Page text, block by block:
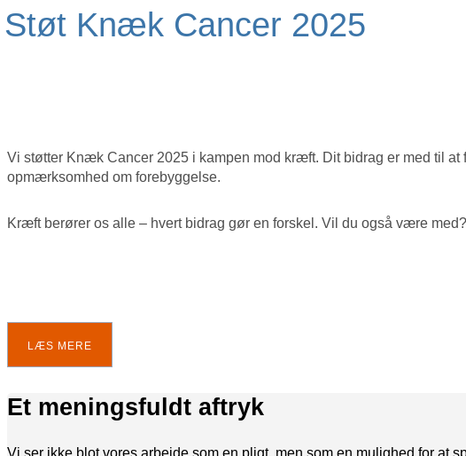
Støt Knæk Cancer 2025
Vi støtter Knæk Cancer 2025 i kampen mod kræft. Dit bidrag er med til
opmærksomhed om forebyggelse.
Kræft berører os alle – hvert bidrag gør en forskel. Vil du også være
LÆS MERE
Et meningsfuldt aftryk